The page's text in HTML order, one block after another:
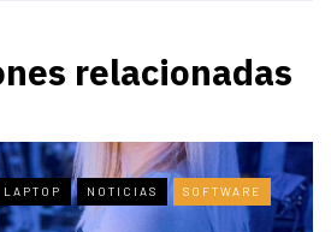
relacionadas
LAPTOP NOTICIAS SOFTWARE